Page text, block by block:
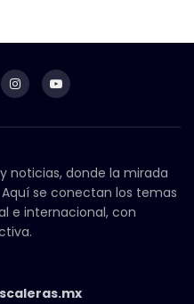
noticias, donde la mirada
se conectan los temas
e internacional, con